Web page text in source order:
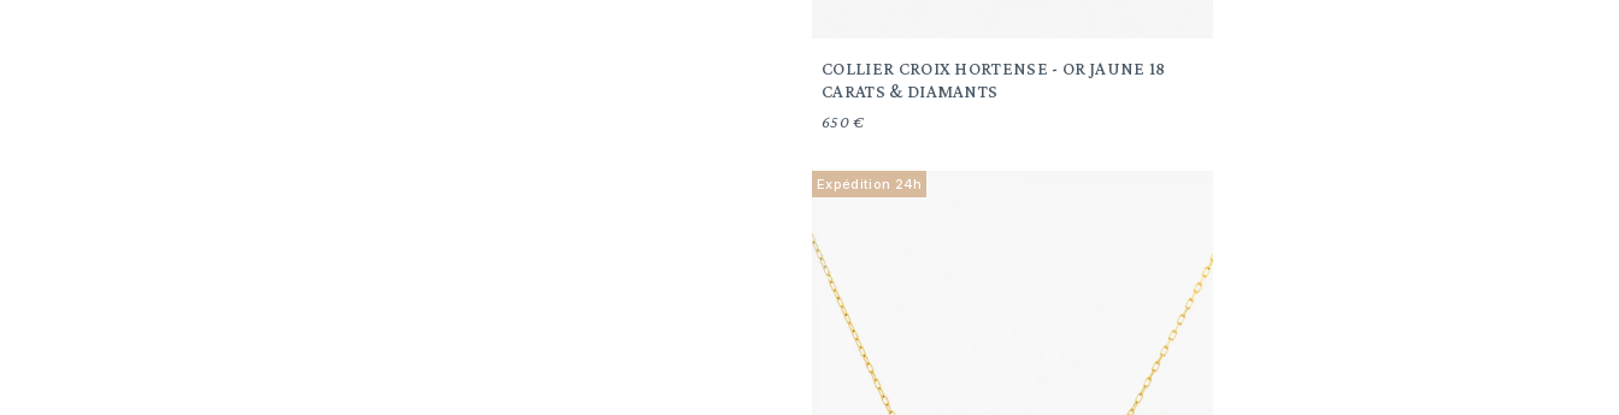
COLLIER CROIX HORTENSE - OR JAUNE 18
CARATS & DIAMANTS
650 €
Expédition 24h